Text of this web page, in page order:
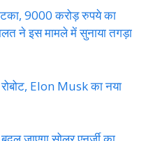
9000 करोड़ रुपये का
ने इस मामले में सुनाया तगड़ा
रोबोट, Elon Musk का नया